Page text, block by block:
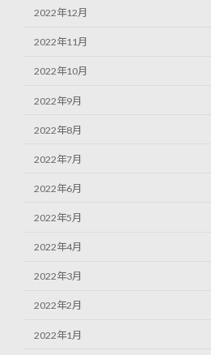
2022年12月
2022年11月
2022年10月
2022年9月
2022年8月
2022年7月
2022年6月
2022年5月
2022年4月
2022年3月
2022年2月
2022年1月